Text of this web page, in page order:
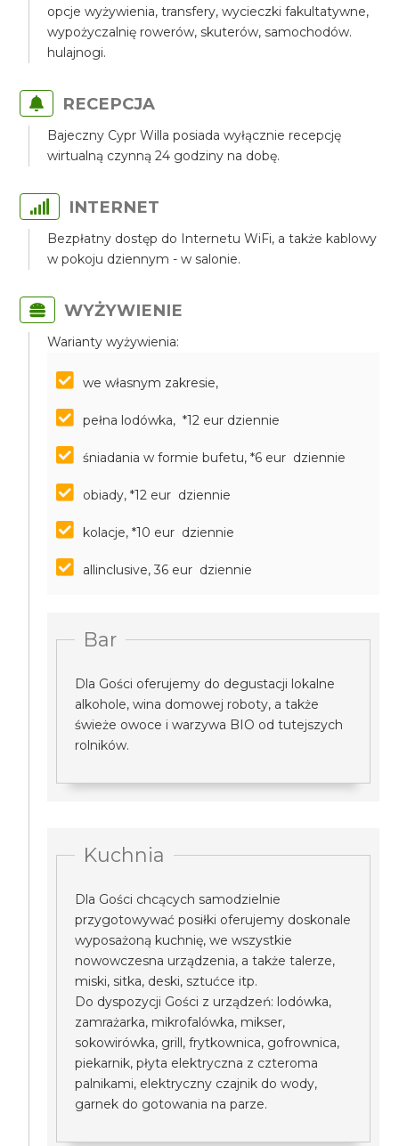
opcje wyżywienia, transfery, wycieczki fakultatywne,
wypożyczalnię rowerów, skuterów, samochodów.
hulajnogi.
RECEPCJA
Bajeczny Cypr Willa posiada wyłącznie recepcję
wirtualną czynną 24 godziny na dobę.
INTERNET
Bezpłatny dostęp do Internetu WiFi, a także kablowy
w pokoju dziennym - w salonie.
WYŻYWIENIE
Warianty wyżywienia:
we własnym zakresie,
pełna lodówka, *12 eur dziennie
śniadania w formie bufetu, *6 eur dziennie
obiady, *12 eur dziennie
kolacje, *10 eur dziennie
allinclusive, 36 eur dziennie
Bar
Dla Gości oferujemy do degustacji lokalne
alkohole, wina domowej roboty, a także
świeże owoce i warzywa BIO od tutejszych
rolników.
Kuchnia
Dla Gości chcących samodzielnie
przygotowywać posiłki oferujemy doskonale
wyposażoną kuchnię, we wszystkie
nowowczesna urządzenia, a także talerze,
miski, sitka, deski, sztućce itp.
Do dyspozycji Gości z urządzeń: lodówka,
zamrażarka, mikrofalówka, mikser,
sokowirówka, grill, frytkownica, gofrownica,
piekarnik, płyta elektryczna z czteroma
palnikami, elektryczny czajnik do wody,
garnek do gotowania na parze.